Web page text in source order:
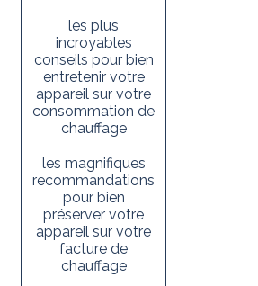
les plus
incroyables
conseils pour bien
entretenir votre
appareil sur votre
consommation de
chauffage
les magnifiques
recommandations
pour bien
préserver votre
appareil sur votre
facture de
chauffage